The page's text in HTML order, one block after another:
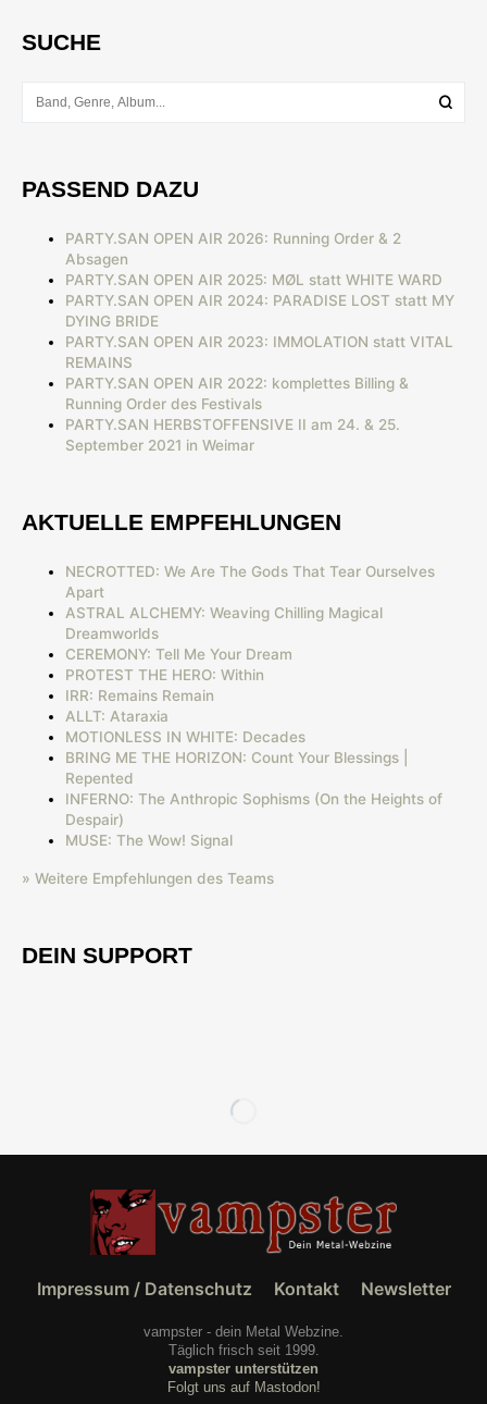
SUCHE
PASSEND DAZU
PARTY.SAN OPEN AIR 2026: Running Order & 2
Absagen
PARTY.SAN OPEN AIR 2025: MØL statt WHITE WARD
PARTY.SAN OPEN AIR 2024: PARADISE LOST statt MY
DYING BRIDE
PARTY.SAN OPEN AIR 2023: IMMOLATION statt VITAL
REMAINS
PARTY.SAN OPEN AIR 2022: komplettes Billing &
Running Order des Festivals
PARTY.SAN HERBSTOFFENSIVE II am 24. & 25.
September 2021 in Weimar
AKTUELLE EMPFEHLUNGEN
NECROTTED: We Are The Gods That Tear Ourselves
Apart
ASTRAL ALCHEMY: Weaving Chilling Magical
Dreamworlds
CEREMONY: Tell Me Your Dream
PROTEST THE HERO: Within
IRR: Remains Remain
ALLT: Ataraxia
MOTIONLESS IN WHITE: Decades
BRING ME THE HORIZON: Count Your Blessings |
Repented
INFERNO: The Anthropic Sophisms (On the Heights of
Despair)
MUSE: The Wow! Signal
» Weitere Empfehlungen des Teams
DEIN SUPPORT
Impressum / Datenschutz Kontakt Newsletter
vampster - dein Metal Webzine.
Täglich frisch seit 1999.
vampster unterstützen
Folgt uns auf Mastodon!